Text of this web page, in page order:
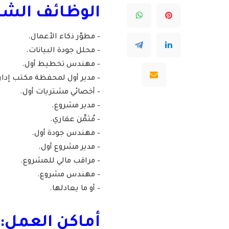
الوظائف
– مطوّر ذكاء الأعمال.
– محلل جودة البيانات.
– مهندس تخطيط أول.
– مدير أول لمحفظة مكتب
– أخصائي مشتريات أول.
– مدير مشروع.
– مُثمِّن عقاري.
– مهندس جودة أول.
– مدير مشروع أول.
– مراقب مالي للمشروع.
– مهندس مشروع.
– أو ما يعادلها.
أماكن العمل: